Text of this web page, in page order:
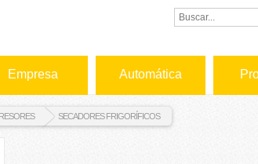
Empresa Automática
SECADORES FRIGORÍFICOS